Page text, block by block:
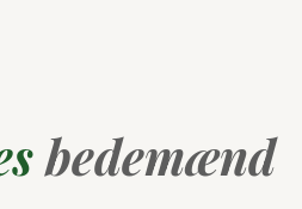
bedemænd